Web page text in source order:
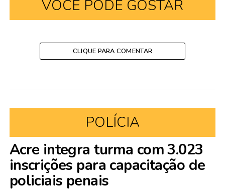
VOCÊ PODE GOSTAR
CLIQUE PARA COMENTAR
POLÍCIA
Acre integra turma com 3.023
inscrições para capacitação de
policiais penais